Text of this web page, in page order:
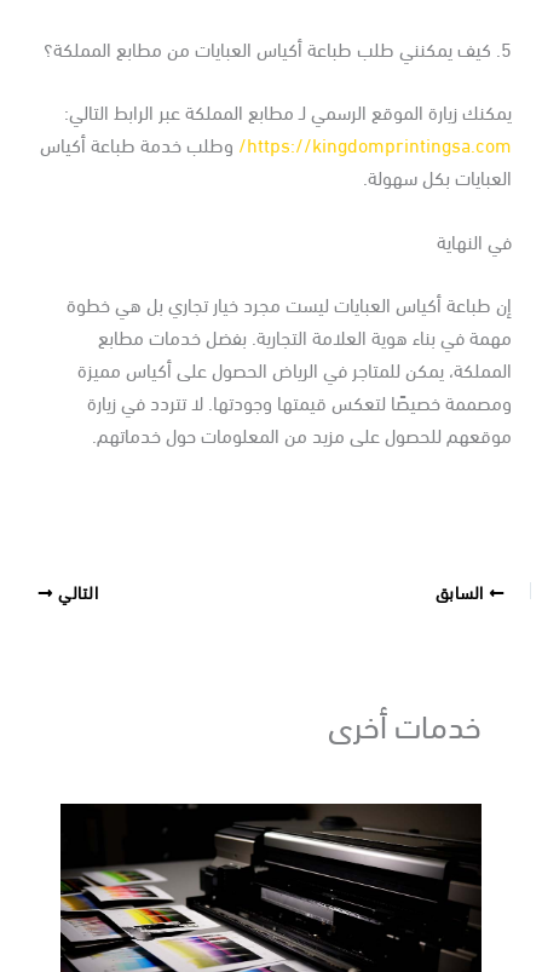
زيارة الموقع الرسمي لـ مطابع المملكة عبر الرابط التالي:
https:// وطلب خدمة طباعة أكياس
بكل سهولة.
النهاية
طباعة أكياس العبايات ليست مجرد خيار تجاري بل هي خطوة
في بناء هوية العلامة التجارية. بفضل خدمات مطابع
يمكن للمتاجر في الرياض الحصول على أكياس مميزة
خصيصًا لتعكس قيمتها وجودتها. لا تتردد في زيارة
للحصول على مزيد من المعلومات حول خدماتهم.
السابق التالي
خدمات أخرى